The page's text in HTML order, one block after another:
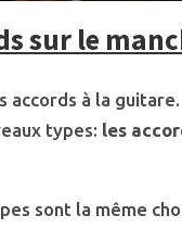
sur le
accords à la guitare.
types: les
sont la même